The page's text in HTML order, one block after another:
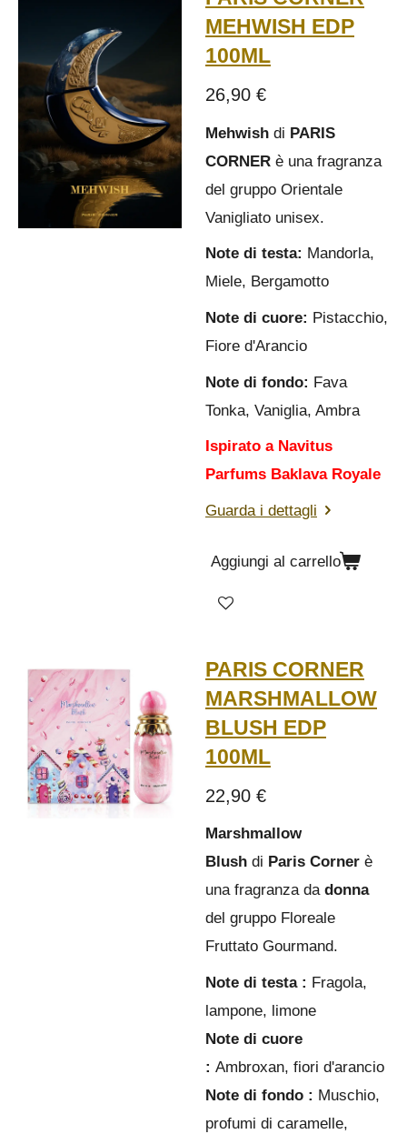
MEHWISH EDP
100ML
26,90 €
Mehwish di PARIS
CORNER è una fragranza
del gruppo Orientale
Vanigliato unisex.
Note di testa: Mandorla,
Miele, Bergamotto
Note di cuore: Pistacchio,
Fiore d'Arancio
Note di fondo: Fava
Tonka, Vaniglia, Ambra
Ispirato a Navitus
Parfums Baklava Royale
Guarda i dettagli
Aggiungi al carrello
PARIS CORNER
MARSHMALLOW
BLUSH EDP
100ML
22,90 €
Marshmallow
Blush di Paris Corner è
una fragranza da donna
del gruppo Floreale
Fruttato Gourmand.
Note di testa : Fragola,
lampone, limone
Note di cuore
: Ambroxan, fiori d'arancio
Note di fondo : Muschio,
profumi di caramelle,